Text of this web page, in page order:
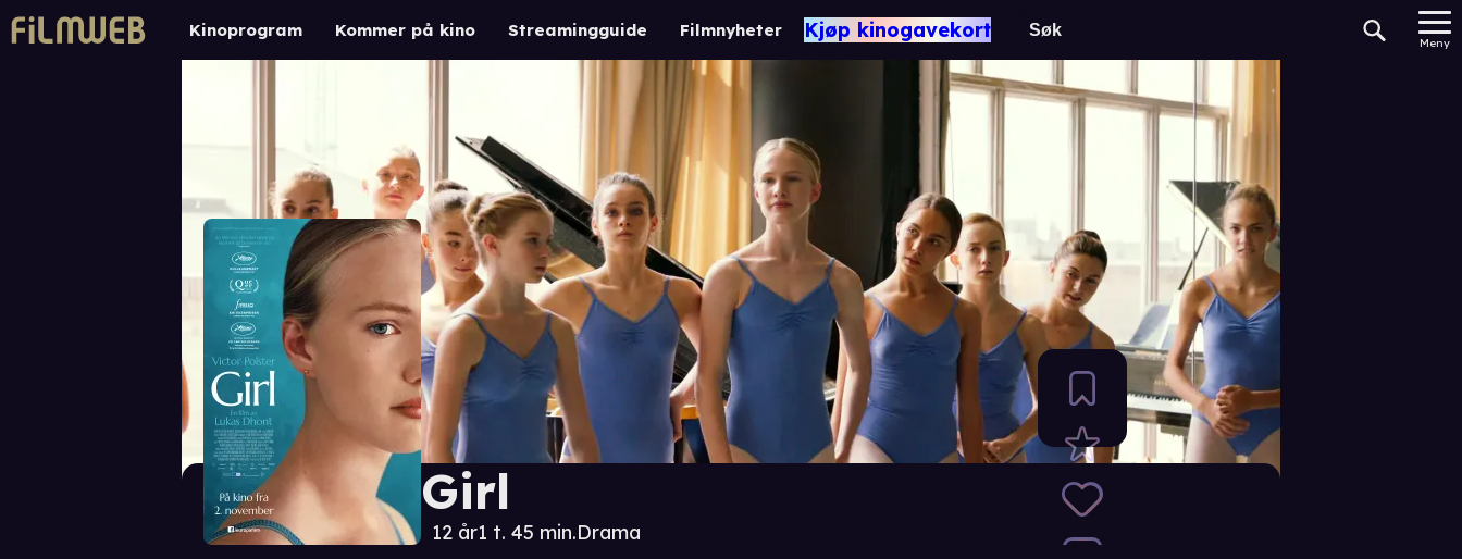
Kinoprogram Kommer på kino Streamingguide Filmnyheter Kjøp kinogavekort
Meny
Girl
12 år1 t. 45 min.Drama